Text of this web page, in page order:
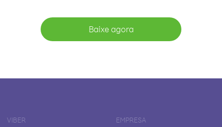
Baixe agora
VIBER EMPRESA